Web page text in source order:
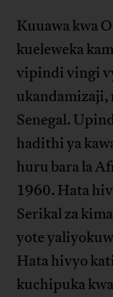
Kuuawa kwa
kueleweka
vipindi vingi
ukandamizaji,
Senegal.
hadithi ya
huru bara la
1960. Hata
Serikal za
yote
Hata hivyo
kuchipuka